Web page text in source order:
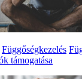
Függőségkezelés
támogatása